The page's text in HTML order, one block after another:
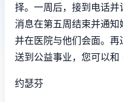
择。一周后，接到电话
消息在第五周结束并通
并在医院与他们会面。
送到公益事业，您可以和
约瑟芬